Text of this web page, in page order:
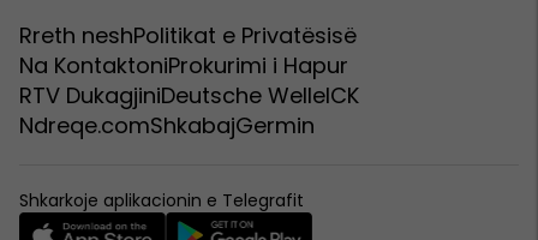
Rreth neshPolitikat e Privatësisë
Na KontaktoniProkurimi i Hapur
RTV DukagjiniDeutsche WelleICK
Ndreqe.comShkabajGermin
Shkarkoje aplikacionin e Telegrafit